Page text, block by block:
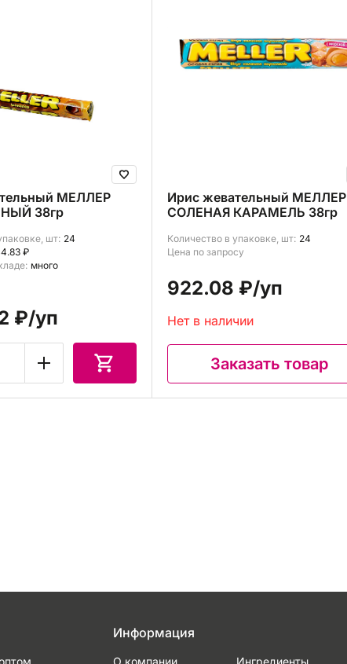
МЕЛЛЕР
38гр
шт: 24
₽
много
₽/уп
Ирис жевательный МЕЛЛЕР
СОЛЕНАЯ КАРАМЕЛЬ 38гр
Количество в упаковке, шт: 24
Цена по запросу
922.08 ₽/уп
Нет в наличии
Заказать товар
Информация
О компании Ингредиенты